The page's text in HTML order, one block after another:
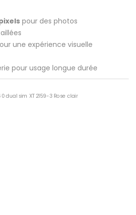
pour des photos
une expérience visuelle
pour usage longue durée